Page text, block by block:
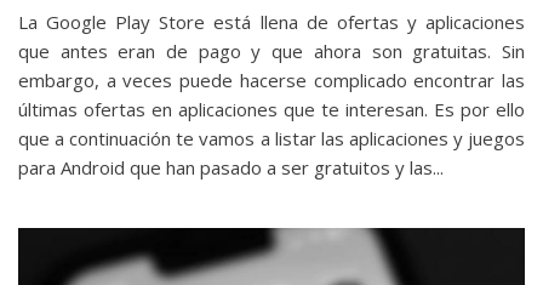
Ciberseguridad
Sistemas
operativos
Profesional
La Google Play Store está llena de ofertas y aplicaciones
que antes eran de pago y que ahora son gratuitas. Sin
embargo, a veces puede hacerse complicado encontrar las
últimas ofertas en aplicaciones que te interesan. Es por ello
que a continuación te vamos a listar las aplicaciones y juegos
para Android que han pasado a ser gratuitos y las...